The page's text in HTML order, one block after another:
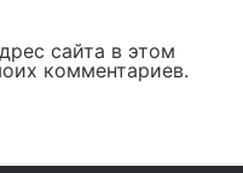
сайта в этом
комментариев.